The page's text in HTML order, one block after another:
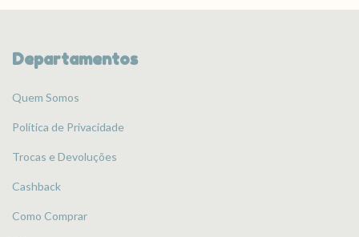
Departamentos
Quem Somos
Política de Privacidade
Trocas e Devoluções
Cashback
Como Comprar